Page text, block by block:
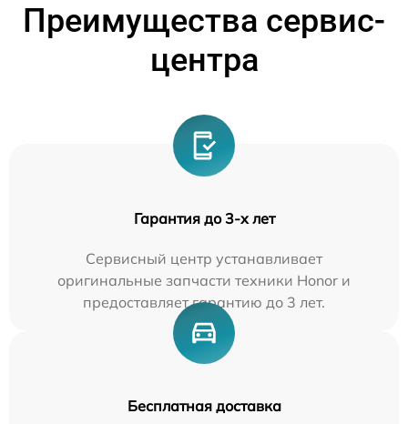
Преимущества сервис-
центра
Гарантия до 3-х лет
Сервисный центр устанавливает
оригинальные запчасти техники Honor и
предоставляет гарантию до 3 лет.
Бесплатная доставка